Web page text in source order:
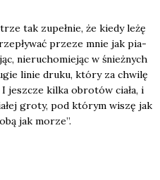
tak zupeł­nie, że kie­dy leżę
prze­ze mnie jak pia­
nie­ru­cho­mie­jąc w śnież­nych
linie dru­ku, któ­ry za chwi­lę
jesz­cze kil­ka obro­tów cia­ła, i
gro­ty, pod któ­rym wiszę jak
jak morze”.